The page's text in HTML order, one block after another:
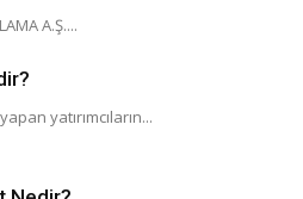
A.Ş....
yatırımcıların...